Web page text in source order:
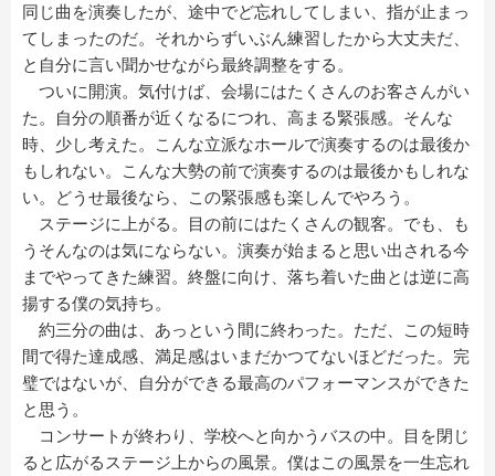
同じ曲を演奏したが、途中でど忘れしてしまい、指が止まっ
てしまったのだ。それからずいぶん練習したから大丈夫だ、
と自分に言い聞かせながら最終調整をする。
ついに開演。気付けば、会場にはたくさんのお客さんがい
た。自分の順番が近くなるにつれ、高まる緊張感。そんな
時、少し考えた。こんな立派なホールで演奏するのは最後か
もしれない。こんな大勢の前で演奏するのは最後かもしれな
い。どうせ最後なら、この緊張感も楽しんでやろう。
ステージに上がる。目の前にはたくさんの観客。でも、も
うそんなのは気にならない。演奏が始まると思い出される今
までやってきた練習。終盤に向け、落ち着いた曲とは逆に高
揚する僕の気持ち。
約三分の曲は、あっという間に終わった。ただ、この短時
間で得た達成感、満足感はいまだかつてないほどだった。完
璧ではないが、自分ができる最高のパフォーマンスができた
と思う。
コンサートが終わり、学校へと向かうバスの中。目を閉じ
ると広がるステージ上からの風景。僕はこの風景を一生忘れ